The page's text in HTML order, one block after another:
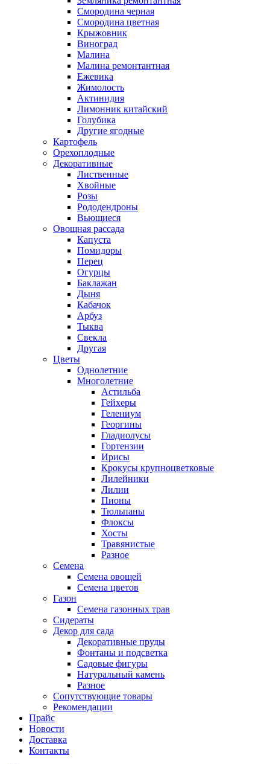
Смородина черная
Смородина цветная
Крыжовник
Виноград
Малина
Малина ремонтантная
Ежевика
Жимолость
Актинидия
Лимонник китайский
Голубика
Другие ягодные
Картофель
Орехоплодные
Декоративные
Лиственные
Хвойные
Розы
Рододендроны
Вьющиеся
Овощная рассада
Капуста
Помидоры
Перец
Огурцы
Баклажан
Дыня
Кабачок
Арбуз
Тыква
Свекла
Другая
Цветы
Однолетние
Многолетние
Астильба
Гейхеры
Гелениум
Георгины
Гладиолусы
Гортензии
Ирисы
Крокусы крупноцветковые
Лилейники
Лилии
Пионы
Тюльпаны
Флоксы
Хосты
Травянистые
Разное
Семена
Семена овощей
Семена цветов
Газон
Семена газонных трав
Сидераты
Декор для сада
Декоративные пруды
Фонтаны и подсветка
Садовые фигуры
Натуральный камень
Разное
Сопутствующие товары
Рекомендации
Прайс
Новости
Доставка
Контакты